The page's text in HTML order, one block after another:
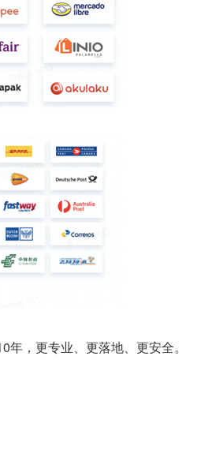
，更专业、更落地、更安全。